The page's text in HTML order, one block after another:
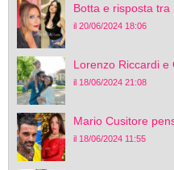
Botta e risposta tra
il 20/06/2024 18:06
Lorenzo Riccardi e
il 18/06/2024 21:08
Mario Cusitore
il 18/06/2024 11:55